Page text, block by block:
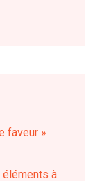
faveur »
éléments à